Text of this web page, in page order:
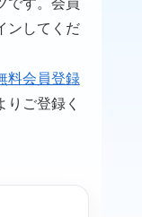
です。会員
ンしてくだ
料会員登録
りご登録く